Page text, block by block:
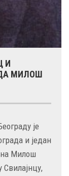
И
МИЛОШ
је
и један
Милош
Свилајнцу,